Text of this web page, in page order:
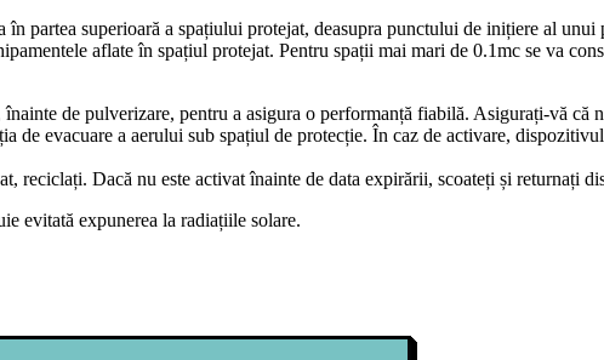
partea superioară a spațiului protejat, deasupra punctului de inițiere al
aflate în spațiul protejat. Pentru spații mai mari de 0.1mc se va
de pulverizare, pentru a asigura o performanță fiabilă. Asigurați-vă
evacuare a aerului sub spațiul de protecție. În caz de activare,
reciclați. Dacă nu este activat înainte de data expirării, scoateți și returnați
evitată expunerea la radiațiile solare.